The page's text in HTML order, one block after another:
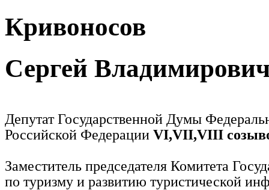
Кривоносов
Сергей
Депутат Государственной Думы
Российской Федерации VI,VII,VIII
Заместитель председателя Комитета
по туризму и развитию туристической